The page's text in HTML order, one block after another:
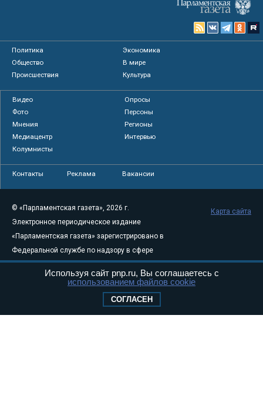
Политика
Экономика
Общество
В мире
Происшествия
Культура
Видео
Опросы
Фото
Персоны
Мнения
Регионы
Медиацентр
Интервью
Колумнисты
Контакты Реклама Вакансии
© «Парламентская газета», 2026 г.
Электронное периодическое издание
«Парламентская газета» зарегистрировано в
Федеральной службе по надзору в сфере
связи, информационных технологий и
массовых коммуникаций (Роскомнадзор) 05
Свидетельство о регистрации Эл № ФС77-
Карта сайта
Используя сайт pnp.ru, Вы соглашаетесь с
использованием файлов cookie
СОГЛАСЕН